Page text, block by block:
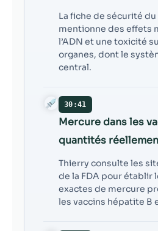
La fiche de sécurité
mentionne des effets
l’ADN et une toxicité
organes, dont le
central.
30:41
Mercure dans les
quantités
Thierry consulte les
de la FDA pour établir
exactes de mercure
les vaccins hépatite B